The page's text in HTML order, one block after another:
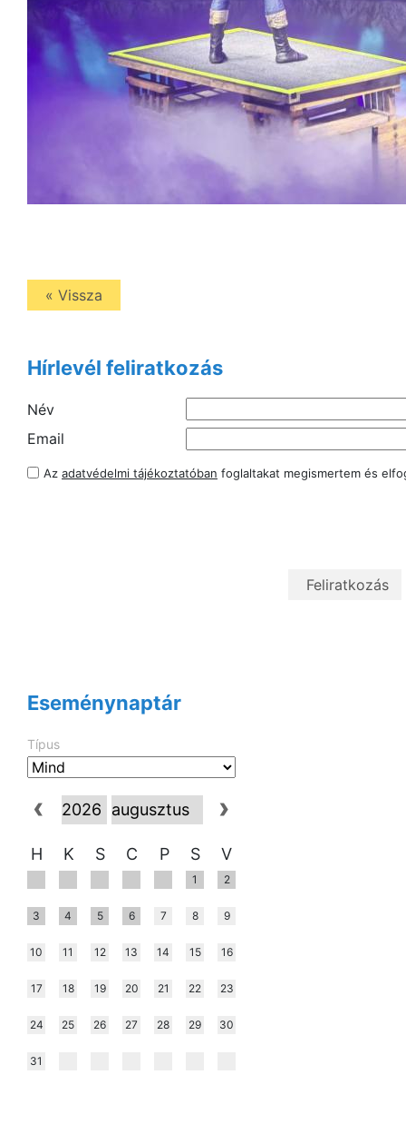
« Vissza
Hírlevél feliratkozás
Név
Email
Az adatvédelmi tájékoztatóban foglaltakat megismertem és
Eseménynaptár
Típus
H K S C P S V
1 2
3 4 5 6 7 8 9
10 11 12 13 14 15 16
17 18 19 20 21 22 23
24 25 26 27 28 29 30
31